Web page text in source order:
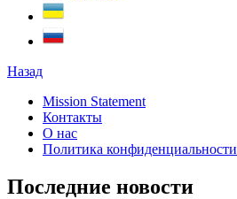
Назад
Mission Statement
Контакты
О нас
Политика конфиденциальности
Последние новости